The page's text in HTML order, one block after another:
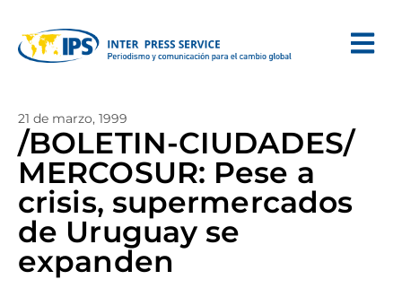
21 de marzo, 1999
/BOLETIN-CIUDADES/
MERCOSUR: Pese a
crisis, supermercados
de Uruguay se
expanden